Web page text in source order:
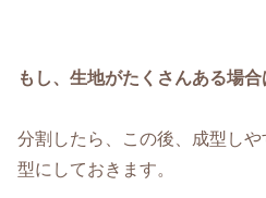
もし、生地がたくさんある場合
分割したら、この後、成型し
型にしておきます。